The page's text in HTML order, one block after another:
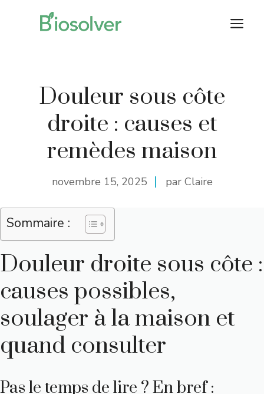
Douleur sous côte
droite : causes et
remèdes maison
novembre 15, 2025 par Claire
Sommaire :
Douleur droite sous côte :
causes possibles,
soulager à la maison et
quand consulter
Pas le temps de lire ? En bref :